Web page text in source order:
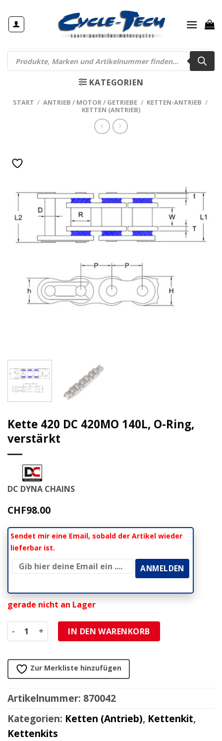
Inhalt
springen
Products
search
KATEGORIEN
START / ANTRIEB / MOTOR / GETRIEBE / KETTEN-ANTRIEB /
KETTEN (ANTRIEB)
Kette 420 DC 420MO 140L, O-Ring,
verstärkt
DC DYNA CHAINS
CHF98.00
Sendet mir eine Email, sobald der Artikel wieder
lieferbar ist.
gerade nicht an Lager
Kette 420 DC 420MO 140L, O-Ring, verstärkt Menge
IN DEN WARENKORB
Zur Merkliste hinzufügen
Artikelnummer: 870042
Kategorien: Ketten (Antrieb), Kettenkit,
Kettenkits